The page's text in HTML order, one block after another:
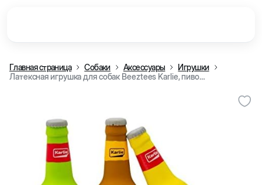
Главная страница Собаки Аксессуары
Игрушки
Латексная игрушка для собак Beeztees Karlie, пиво, 5x5x20 см, Коричневый